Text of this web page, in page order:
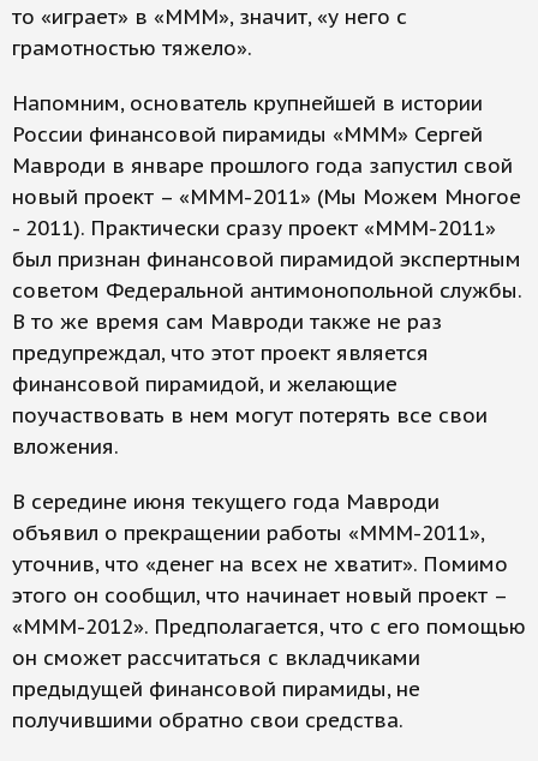
то «играет» в «МММ», значит, «у него с
грамотностью тяжело».
Напомним, основатель крупнейшей в истории
России финансовой пирамиды «МММ» Сергей
Мавроди в январе прошлого года запустил свой
новый проект – «МММ-2011» (Мы Можем Многое
- 2011). Практически сразу проект «МММ-2011»
был признан финансовой пирамидой экспертным
советом Федеральной антимонопольной службы.
В то же время сам Мавроди также не раз
предупреждал, что этот проект является
финансовой пирамидой, и желающие
поучаствовать в нем могут потерять все свои
вложения.
В середине июня текущего года Мавроди
объявил о прекращении работы «МММ-2011»,
уточнив, что «денег на всех не хватит». Помимо
этого он сообщил, что начинает новый проект –
«МММ-2012». Предполагается, что с его помощью
он сможет рассчитаться с вкладчиками
предыдущей финансовой пирамиды, не
получившими обратно свои средства.